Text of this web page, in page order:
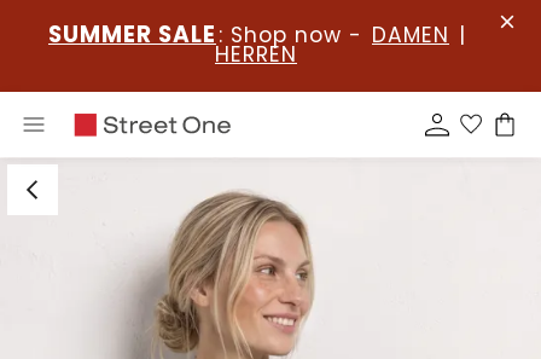
SUMMER SALE : Shop now - DAMEN |
HERREN